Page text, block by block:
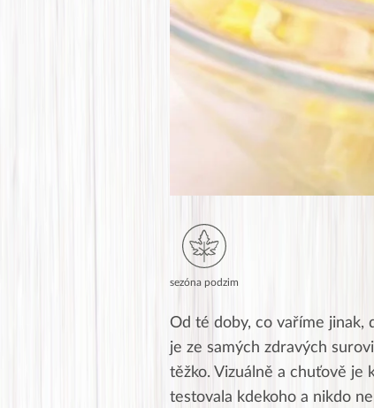
sezóna podzim
Od té doby, co vaříme jinak,
je ze samých zdravých
těžko. Vizuálně a chuťově je
testovala kdekoho a nikdo